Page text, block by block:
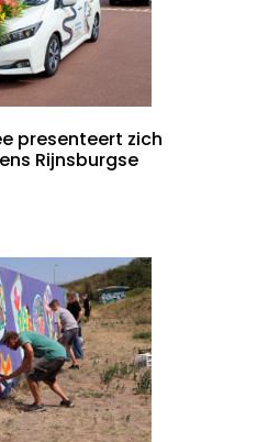
presenteert zich
Rijnsburgse